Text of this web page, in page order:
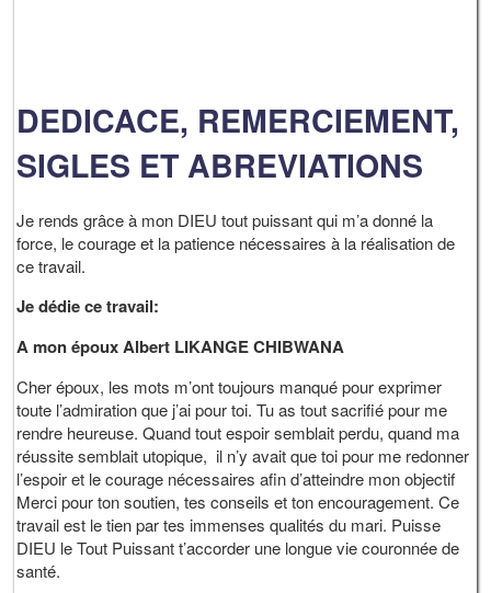
DEDICACE, REMERCIEMENT,
SIGLES ET ABREVIATIONS
Je rends grâce à mon DIEU tout puissant qui m’a donné la
force, le courage et la patience nécessaires à la réalisation de
ce travail.
Je dédie ce travail:
A mon époux Albert LIKANGE CHIBWANA
Cher époux, les mots m’ont toujours manqué pour exprimer
toute l’admiration que j’ai pour toi. Tu as tout sacrifié pour me
rendre heureuse. Quand tout espoir semblait perdu, quand ma
réussite semblait utopique, il n’y avait que toi pour me redonner
l’espoir et le courage nécessaires afin d’atteindre mon objectif
Merci pour ton soutien, tes conseils et ton encouragement. Ce
travail est le tien par tes immenses qualités du mari. Puisse
DIEU le Tout Puissant t’accorder une longue vie couronnée de
santé.